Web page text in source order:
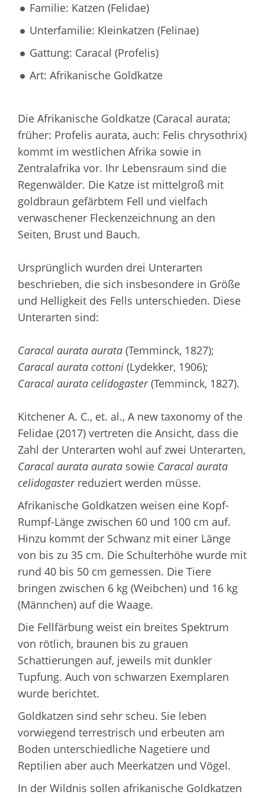
Familie: Katzen (Felidae)
Unterfamilie: Kleinkatzen (Felinae)
Gattung: Caracal (Profelis)
Art: Afrikanische Goldkatze
Die Afrikanische Goldkatze (Caracal aurata;
früher: Profelis aurata, auch: Felis chrysothrix)
kommt im westlichen Afrika sowie in
Zentralafrika vor. Ihr Lebensraum sind die
Regenwälder. Die Katze ist mittelgroß mit
goldbraun gefärbtem Fell und vielfach
verwaschener Fleckenzeichnung an den
Seiten, Brust und Bauch.
Ursprünglich wurden drei Unterarten
beschrieben, die sich insbesondere in Größe
und Helligkeit des Fells unterschieden. Diese
Unterarten sind:
Caracal aurata aurata (Temminck, 1827);
Caracal aurata cottoni (Lydekker, 1906);
Caracal aurata celidogaster(Temminck, 1827).
Kitchener A. C., et. al., A new taxonomy of the
Felidae (2017) vertreten die Ansicht, dass die
Zahl der Unterarten wohl auf zwei Unterarten,
Caracal aurata aurata sowie Caracal aurata
celidogasterreduziert werden müsse.
Afrikanische Goldkatzen weisen eine Kopf-
Rumpf-Länge zwischen 60 und 100 cm auf.
Hinzu kommt der Schwanz mit einer Länge
von bis zu 35 cm. Die Schulterhöhe wurde mit
rund 40 bis 50 cm gemessen. Die Tiere
bringen zwischen 6 kg (Weibchen) und 16 kg
(Männchen) auf die Waage.
Die Fellfärbung weist ein breites Spektrum
von rötlich, braunen bis zu grauen
Schattierungen auf, jeweils mit dunkler
Tupfung. Auch von schwarzen Exemplaren
wurde berichtet.
Goldkatzen sind sehr scheu. Sie leben
vorwiegend terrestrisch und erbeuten am
Boden unterschiedliche Nagetiere und
Reptilien aber auch Meerkatzen und Vögel.
In der Wildnis sollen afrikanische Goldkatzen